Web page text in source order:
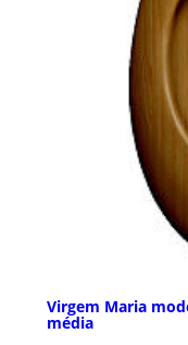
Virgem Maria
média